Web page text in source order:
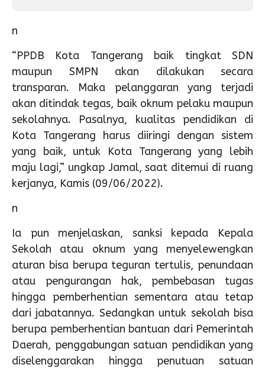
n
“PPDB Kota Tangerang baik tingkat SDN
maupun SMPN akan dilakukan secara
transparan. Maka pelanggaran yang terjadi
akan ditindak tegas, baik oknum pelaku maupun
sekolahnya. Pasalnya, kualitas pendidikan di
Kota Tangerang harus diiringi dengan sistem
yang baik, untuk Kota Tangerang yang lebih
maju lagi,” ungkap Jamal, saat ditemui di ruang
kerjanya, Kamis (09/06/2022).
n
Ia pun menjelaskan, sanksi kepada Kepala
Sekolah atau oknum yang menyelewengkan
aturan bisa berupa teguran tertulis, penundaan
atau pengurangan hak, pembebasan tugas
hingga pemberhentian sementara atau tetap
dari jabatannya. Sedangkan untuk sekolah bisa
berupa pemberhentian bantuan dari Pemerintah
Daerah, penggabungan satuan pendidikan yang
diselenggarakan hingga penutuan satuan